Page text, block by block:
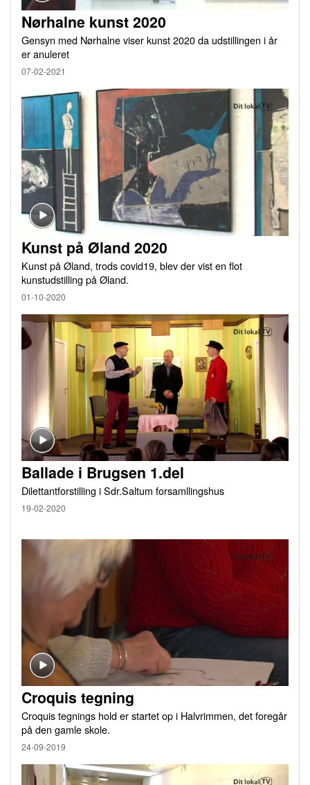
Nørhalne kunst 2020
Gensyn med Nørhalne viser kunst 2020 da udstillingen i år
er anuleret
07-02-2021
Kunst på Øland 2020
Kunst på Øland, trods covid19, blev der vist en flot
kunstudstilling på Øland.
01-10-2020
Ballade i Brugsen 1.del
Dilettantforstilling i Sdr.Saltum forsamllingshus
19-02-2020
Croquis tegning
Croquis tegnings hold er startet op i Halvrimmen, det foregår
på den gamle skole.
24-09-2019